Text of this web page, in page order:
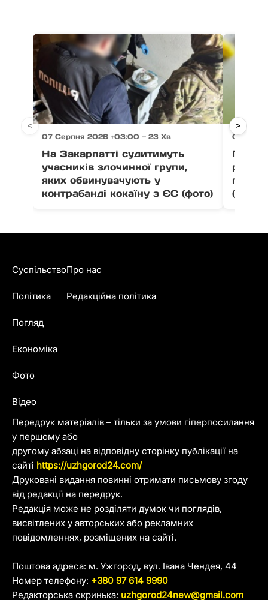
07 Серпня 2026 +03:00 — 23 Хв
На Закарпатті судитимуть
учасників злочинної групи,
яких обвинувачують у
контрабанді кокаїну з ЄС (фото)
07
< >
Передрук матеріалів – тільки за умови гіперпосилання
у першому або
другому абзаці на відповідну сторінку публікації на
сайті https://uzhgorod24.com/
Друковані видання повинні отримати письмову згоду
від редакції на передрук.
Редакція може не розділяти думок чи поглядів,
висвітлених у авторських або рекламних
повідомленнях, розміщених на сайті.
Поштова адреса: м. Ужгород, вул. Івана Чендея, 44
Номер телефону: +380 97 614 9990
Редакторська скринька: uzhgorod24new@gmail.com
Суспільство
Політика
Погляд
Економіка
Фото
Відео
Про нас
Редакційна політика